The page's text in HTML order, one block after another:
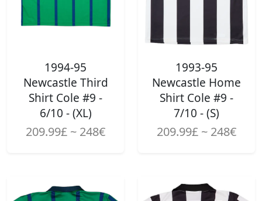
1994-95
Newcastle Third
Shirt Cole #9 -
6/10 - (XL)
209.99£ ~ 248€
1993-95
Newcastle Home
Shirt Cole #9 -
7/10 - (S)
209.99£ ~ 248€